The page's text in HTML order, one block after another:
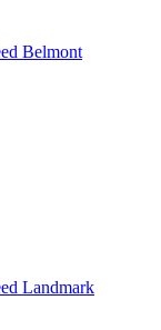
Belmont
Landmark